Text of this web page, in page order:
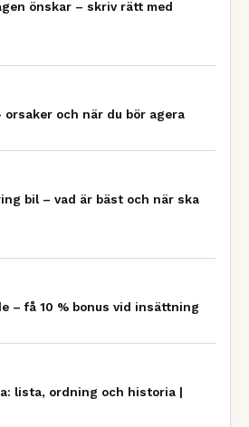
önskar – skriv rätt med
orsaker och när du bör agera
bil – vad är bäst och när ska
– få 10 % bonus vid insättning
lista, ordning och historia |